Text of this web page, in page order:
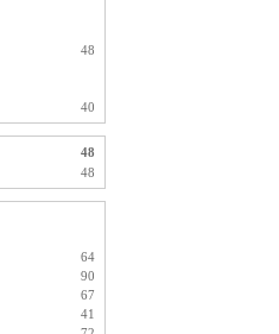
48
40
48
48
64
90
67
41